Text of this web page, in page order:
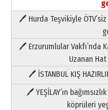
🖊 Hurda Teşvikiyle
🖊 Erzurumlular Vakfı’nda
Uzanan
🖊 İSTANBUL KIŞ
🖊 YEŞİLAY’ın
köprüleri
11 Mayıs 2026
Paranın Aile Kültüründeki
03 Ağustos 2026 Pazartesi
Yıldırım
HAVVA’NIN ÜÇ
09 Temmuz 2026